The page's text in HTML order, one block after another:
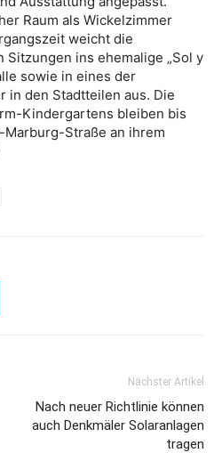
Raum als Wickelzimmer
weicht die
ins ehemalige „Sol y
sowie in eines der
in den Stadtteilen aus. Die
Kindergartens bleiben bis
Straße an ihrem
Nächster Artikel
Nach neuer Richtlinie können
auch Denkmäler Solaranlagen
tragen